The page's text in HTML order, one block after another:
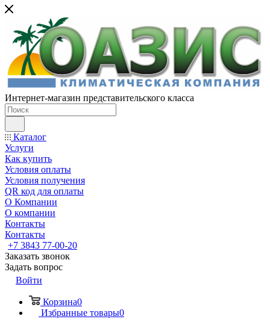
Интернет-магазин представительского класса
Каталог
Услуги
Как купить
Условия оплаты
Условия получения
QR код для оплаты
О Компании
О компании
Контакты
Контакты
+7 3843 77-00-20
Заказать звонок
Задать вопрос
Войти
Корзина0
Избранные товары0